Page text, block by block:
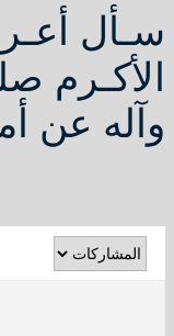
سـأل
الأكـرم
وآله عن